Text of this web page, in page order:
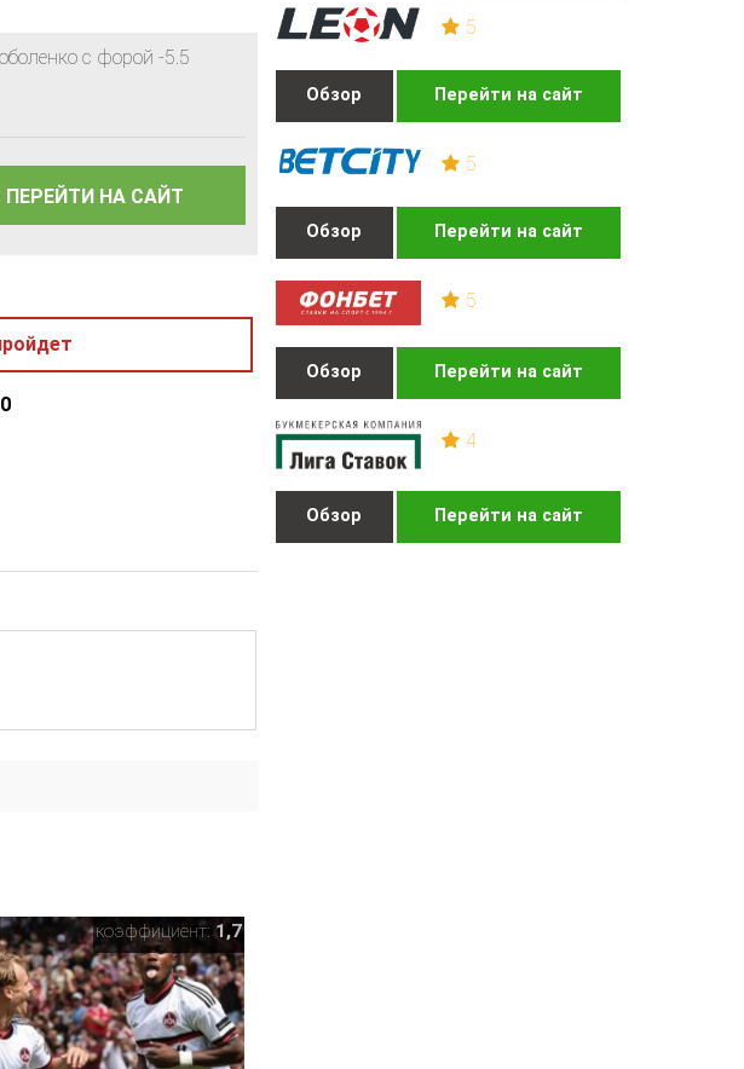
5
Обзор Перейти на сайт
5
Обзор Перейти на сайт
5
Обзор Перейти на сайт
4
Обзор Перейти на сайт
с форой -5.5
ПЕРЕЙТИ НА САЙТ
0
коэффициент:1,7